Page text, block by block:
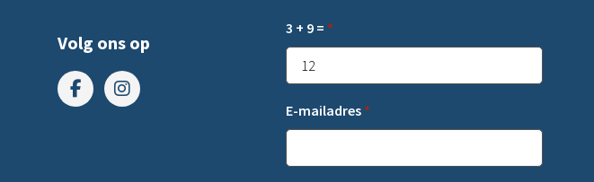
Volg ons op
3 + 9 = *
E-mailadres *